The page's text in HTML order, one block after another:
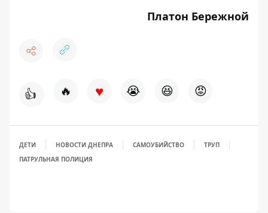
Платон Бережной
👍 🔥 ♥ 😭 😆 😡
ДЕТИ НОВОСТИ ДНЕПРА САМОУБИЙСТВО
ТРУП
ПАТРУЛЬНАЯ ПОЛИЦИЯ